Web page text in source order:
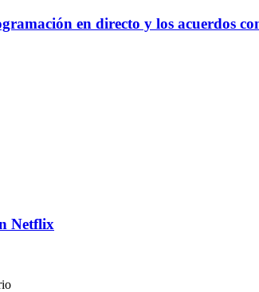
en directo y los acuerdos
Netflix